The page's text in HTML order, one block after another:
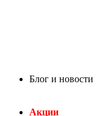
Блог и новости
Акции